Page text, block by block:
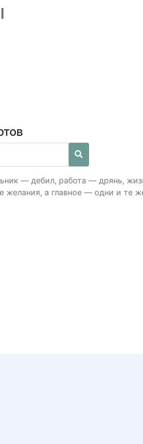
— дебил, работа — дрянь,
желания, а главное — одни и те